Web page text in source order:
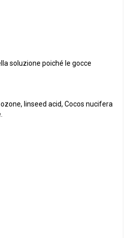
soluzione poiché le gocce
linseed acid, Cocos nucifera